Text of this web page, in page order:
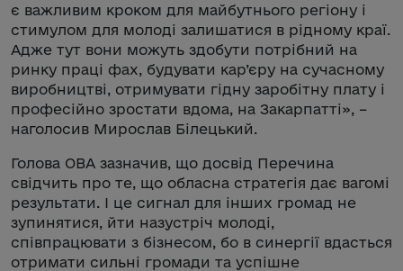
є важливим кроком для майбутнього регіону і
стимулом для молоді залишатися в рідному краї.
Адже тут вони можуть здобути потрібний на
ринку праці фах, будувати кар’єру на сучасному
виробництві, отримувати гідну заробітну плату і
професійно зростати вдома, на Закарпатті», –
наголосив Мирослав Білецький.
Голова ОВА зазначив, що досвід Перечина
свідчить про те, що обласна стратегія дає вагомі
результати. І це сигнал для інших громад не
зупинятися, йти назустріч молоді,
співпрацювати з бізнесом, бо в синергії вдасться
отримати сильні громади та успішне